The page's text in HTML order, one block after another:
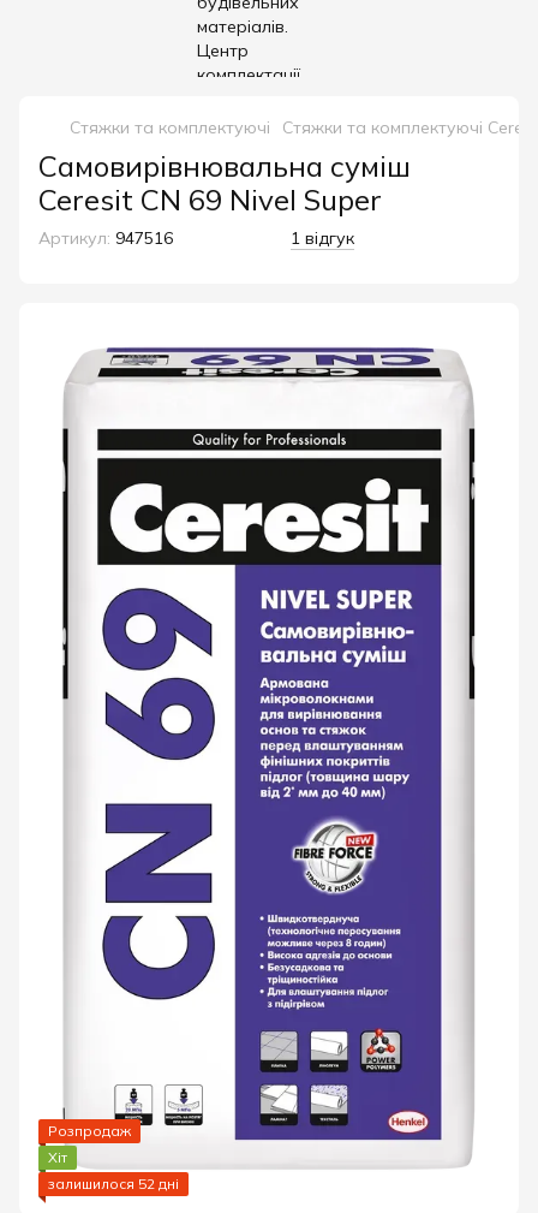
Стяжки та комплектуючі Стяжки та комплектуючі
Самовирівнювальна суміш
Ceresit CN 69 Nivel Super
Артикул: 947516 1 відгук
Розпродаж
Хіт
залишилося 52 дні